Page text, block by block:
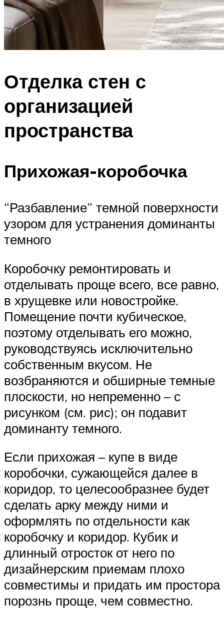
Отделка стен с
организацией
пространства
Прихожая-коробочка
“Разбавление” темной поверхности
узором для устранения доминанты
темного
Коробочку ремонтировать и
отделывать проще всего, все равно,
в хрущевке или новостройке.
Помещение почти кубическое,
поэтому отделывать его можно,
руководствуясь исключительно
собственным вкусом. Не
возбраняются и обширные темные
плоскости, но непременно – с
рисунком (см. рис); он подавит
доминанту темного.
Если прихожая – купе в виде
коробочки, сужающейся далее в
коридор, то целесообразнее будет
сделать арку между ними и
оформлять по отдельности как
коробочку и коридор. Кубик и
длинный отросток от него по
дизайнерским приемам плохо
совместимы и придать им простора
порознь проще, чем совместно.